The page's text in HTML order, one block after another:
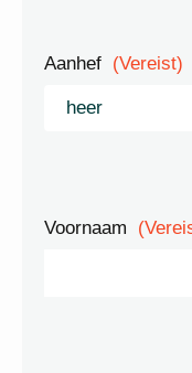
Aanhef (Vereist)
Voornaam